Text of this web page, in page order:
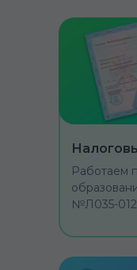
Работаем
№Л035-